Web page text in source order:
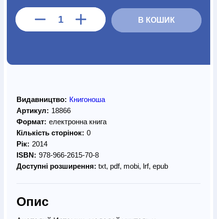
В КОШИК
Видавництво: Книгоноша
Артикул: 18866
Формат: електронна книга
Кількість сторінок: 0
Рік: 2014
ISBN: 978-966-2615-70-8
Доступні розширення: txt, pdf, mobi, lrf, epub
Опис